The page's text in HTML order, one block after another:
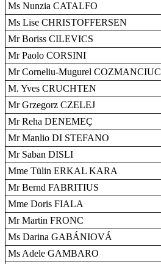
Ms Nunzia CATALFO
Ms Lise CHRISTOFFERSEN
Mr Boriss CILEVICS
Mr Paolo CORSINI
Mr Corneliu-Mugurel COZMANCIUC
M. Yves CRUCHTEN
Mr Grzegorz CZELEJ
Mr Reha DENEMEÇ
Mr Manlio DI STEFANO
Mr Saban DISLI
Mme Tülin ERKAL KARA
Mr Bernd FABRITIUS
Mme Doris FIALA
Mr Martin FRONC
Ms Darina GABÁNIOVÁ
Ms Adele GAMBARO